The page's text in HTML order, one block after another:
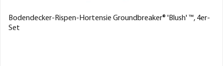
Bodendecker-Rispen-Hortensie Groundbreaker® 'Blush' ™, 4er-
Set